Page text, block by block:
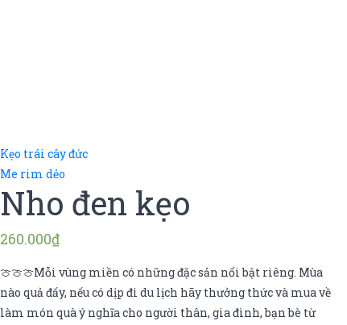
Kẹo trái cây đức
Me rim dẻo
Nho đen kẹo
260.000₫
🍈🍈🍈Mỗi vùng miền có những đặc sản nổi bật riêng. Mùa
nào quả đấy, nếu có dịp đi du lịch hãy thưởng thức và mua về
làm món quà ý nghĩa cho người thân, gia đình, bạn bè từ